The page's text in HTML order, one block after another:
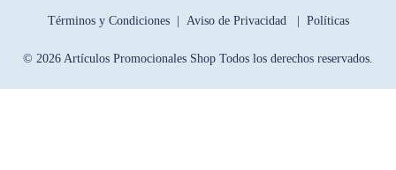
Términos y Condiciones | Aviso de Privacidad | Políticas
© 2026 Artículos Promocionales Shop Todos los derechos reservados.